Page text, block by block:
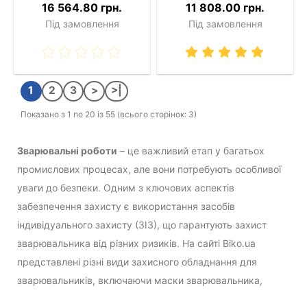
16 564.80 грн.
Під замовлення
11 808.00 грн.
Під замовлення
1 2 3 > >|
Показано з 1 по 20 із 55 (всього сторінок: 3)
Зварювальні роботи – це важливий етап у багатьох
промислових процесах, але вони потребують особливої
уваги до безпеки. Одним з ключових аспектів
забезпечення захисту є використання засобів
індивідуального захисту (ЗІЗ), що гарантують захист
зварювальника від різних ризиків. На сайті Biko.ua
представлені різні види захисного обладнання для
зварювальників, включаючи маски зварювальника,